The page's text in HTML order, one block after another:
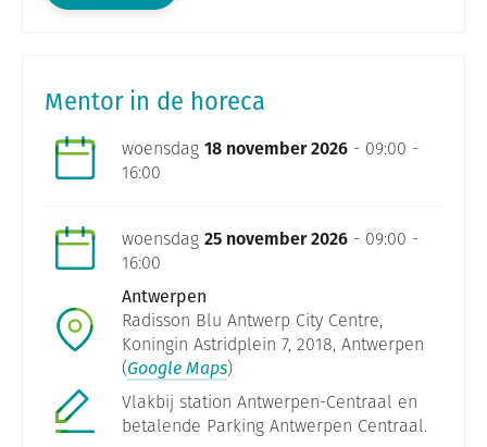
Mentor in de horeca
woensdag 18 november 2026 - 09:00 -
16:00
woensdag 25 november 2026 - 09:00 -
16:00
Antwerpen
Radisson Blu Antwerp City Centre,
Koningin Astridplein 7, 2018, Antwerpen
(Google Maps)
Vlakbij station Antwerpen-Centraal en
betalende Parking Antwerpen Centraal.